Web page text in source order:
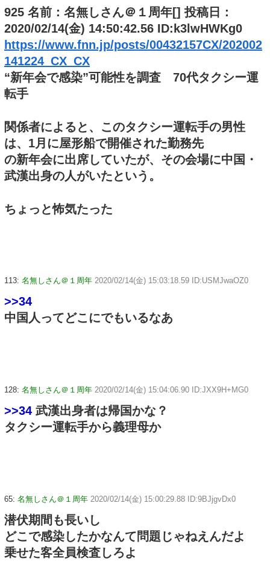
925 名前：名無しさん＠１周年[] 投稿日：
2020/02/14(金) 14:50:42.56 ID:k3lwHWKg0
https://www.fnn.jp/posts/00432157CX/202002
141224_CX_CX
“新年会で感染”可能性を調査 70代タクシー運
転手
関係者によると、このタクシー運転手の男性
は、1月に屋形船で開催された勤務先
の新年会に出席していたが、その会場に中国・
武漢出身の人がいたという。
ちょっと怖気たった
113: 名無しさん＠１周年 2020/02/14(金) 15:03:18.59 ID:USMJwaOZ0
>>34
中国人ってどこにでもいるなあ
128: 名無しさん＠１周年 2020/02/14(金) 15:04:06.90 ID:JXX9H+MG0
>>34 武漢出身者は帰国かな？
タクシー運転手から義理母か
65: 名無しさん＠１周年 2020/02/14(金) 15:00:29.88 ID:9BJjgvDx0
潜伏期間も長いし
どこで感染したかなんて問題じゃねえんだよ
乗せた客全員検査しろよ